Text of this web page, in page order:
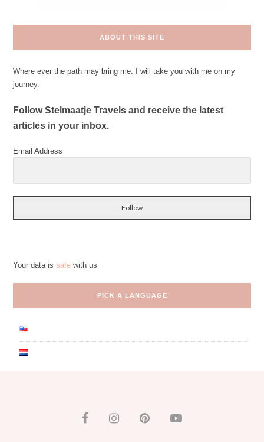
ABOUT THIS SITE
Where ever the path may bring me. I will take you with me on my
journey.
Follow Stelmaatje Travels and receive the latest
articles in your inbox.
Email Address
Follow
Your data is safewith us
PICK A LANGUAGE